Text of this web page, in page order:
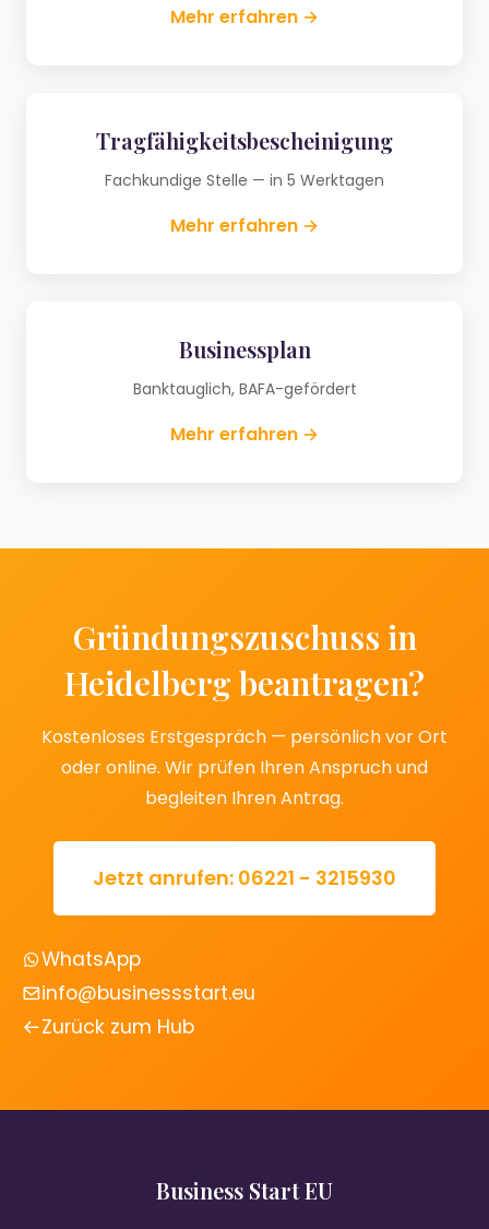
Mehr erfahren →
Tragfähigkeitsbescheinigung
Fachkundige Stelle — in 5 Werktagen
Mehr erfahren →
Businessplan
Banktauglich, BAFA-gefördert
Mehr erfahren →
Gründungszuschuss in
Heidelberg beantragen?
Kostenloses Erstgespräch — persönlich vor Ort
oder online. Wir prüfen Ihren Anspruch und
begleiten Ihren Antrag.
Jetzt anrufen: 06221 - 3215930
WhatsApp
info@businessstart.eu
Zurück zum Hub
Business Start EU